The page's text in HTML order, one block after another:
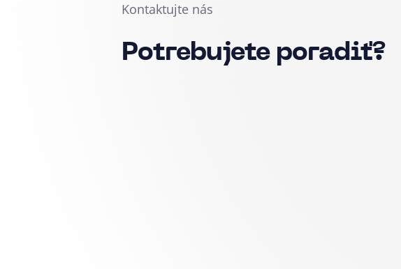
Kontaktujte nás
Potrebujete poradiť?